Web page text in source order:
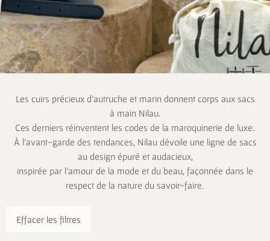
Les cuirs précieux d’autruche et marin donnent corps aux sacs
à main Nilau.
Ces derniers réinventent les codes de la maroquinerie de luxe.
À l’avant-garde des tendances, Nilau dévoile une ligne de sacs
au design épuré et audacieux,
inspirée par l’amour de la mode et du beau, façonnée dans le
respect de la nature du savoir-faire.
Effacer les filtres